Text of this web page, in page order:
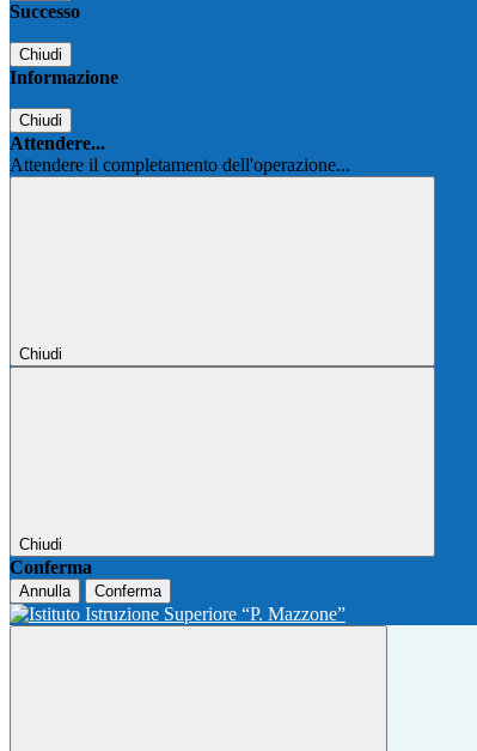
Successo
Chiudi
Informazione
Chiudi
Attendere...
Attendere il completamento dell'operazione...
Chiudi
Chiudi
Conferma
Annulla Conferma